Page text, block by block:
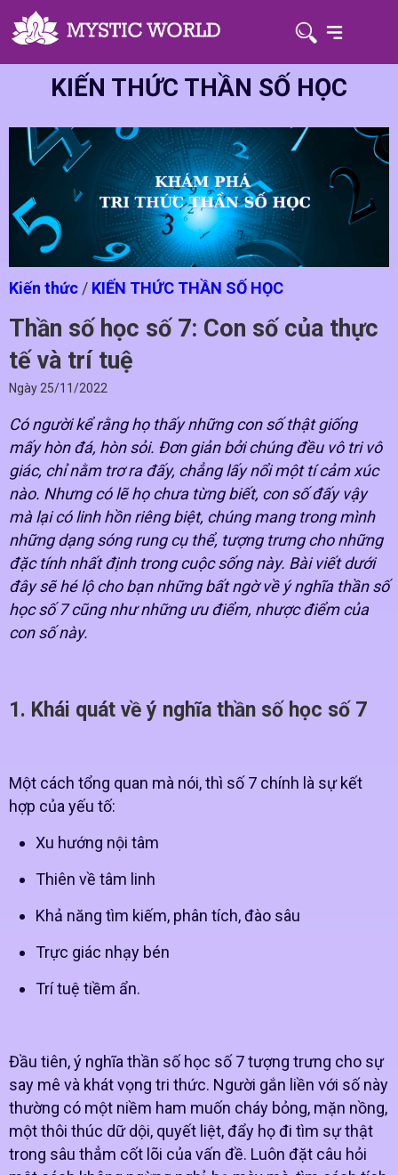
KIẾN THỨC THẦN SỐ HỌC
Kiến thức / KIẾN THỨC THẦN SỐ HỌC
Thần số học số 7: Con số của thực
tế và trí tuệ
Ngày25/11/2022
Có người kể rằng họ thấy những con số thật giống
mấy hòn đá, hòn sỏi. Đơn giản bởi chúng đều vô tri vô
giác, chỉ nằm trơ ra đấy, chẳng lấy nổi một tí cảm xúc
nào. Nhưng có lẽ họ chưa từng biết, con số đấy vậy
mà lại có linh hồn riêng biệt, chúng mang trong mình
những dạng sóng rung cụ thể, tượng trưng cho những
đặc tính nhất định trong cuộc sống này. Bài viết dưới
đây sẽ hé lộ cho bạn những bất ngờ về ý nghĩa thần số
học số 7 cũng như những ưu điểm, nhược điểm của
con số này.
1. Khái quát về ý nghĩa thần số học số 7
Một cách tổng quan mà nói, thì số 7 chính là sự kết
hợp của yếu tố:
Xu hướng nội tâm
Thiên về tâm linh
Khả năng tìm kiếm, phân tích, đào sâu
Trực giác nhạy bén
Trí tuệ tiềm ẩn.
Đầu tiên, ý nghĩa thần số học số 7 tượng trưng cho sự
say mê và khát vọng tri thức. Người gắn liền với số này
thường có một niềm ham muốn cháy bỏng, mặn nồng,
một thôi thúc dữ dội, quyết liệt, đẩy họ đi tìm sự thật
trong sâu thẳm cốt lõi của vấn đề. Luôn đặt câu hỏi